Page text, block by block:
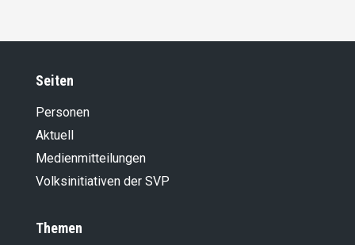
Seiten
Personen
Aktuell
Medienmitteilungen
Volksinitiativen der SVP
Themen